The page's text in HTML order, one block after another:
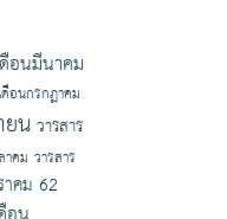
อนมีนาคม
ดือนกรกฏาคม
น วารสาร
าคม วารสาร
าคม 62